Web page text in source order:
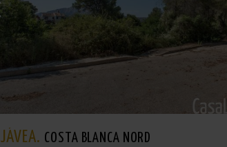
JÁVEA. COSTA BLANCA NORD